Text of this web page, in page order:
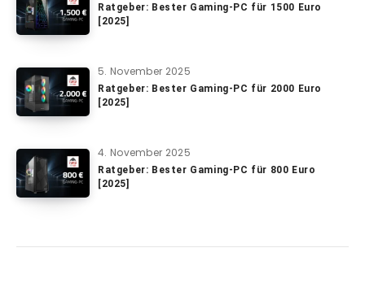
Ratgeber: Bester Gaming-PC für 1500 Euro
[2025]
5. November 2025
Ratgeber: Bester Gaming-PC für 2000 Euro
[2025]
4. November 2025
Ratgeber: Bester Gaming-PC für 800 Euro
[2025]